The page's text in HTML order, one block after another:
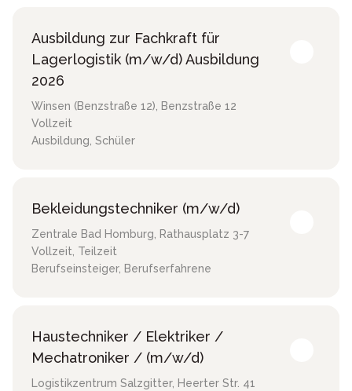
Ausbildung zur Fachkraft für
Lagerlogistik (m/w/d) Ausbildung
2026
Winsen (Benzstraße 12), Benzstraße 12
Vollzeit
Ausbildung, Schüler
Bekleidungstechniker (m/w/d)
Zentrale Bad Homburg, Rathausplatz 3-7
Vollzeit, Teilzeit
Berufseinsteiger, Berufserfahrene
Haustechniker / Elektriker /
Mechatroniker / (m/w/d)
Logistikzentrum Salzgitter, Heerter Str. 41